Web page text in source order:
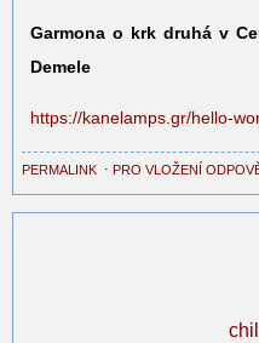
Garmona o krk druhá v
Demele
https://kanelamps.gr/hello-
PERMALINK ⋅ PRO VLOŽENÍ